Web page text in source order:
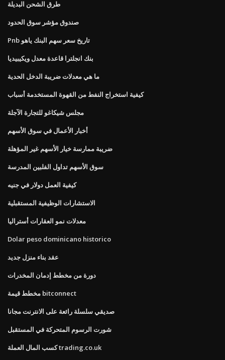
طرق الشحن البديلة
صندوق مؤشر سوق الحدود
Pnb تاريخ سعر سهم البنك ياهو
بنك انجلترا قاعدة معدل ويكيبيديا
ما هي معدلات ضريبة الدخل الحدية
كيفية استخراج النفط من القهوة المستخدمة أسباب
مجلس شيكاغو للتجارة الآجلة
أخبار الأعمال في سوق الأسهم
ضريبة ممارسة خيار الأسهم غير المؤهلة
سوق الأسهم تداول الفلبين المدرسة
كيفية العمل دولار في جنيه
الاستشارات الوظيفية المستقبلية
معدلات نمو العقارات أستراليا
Dolar peso dominicano historico
عقد بناء منزل جديد
دورة من مخطط إدمان المخدرات
مخطط قيمة bitconnect
صديقي سلسلة رائعة على الانترنت مجانا
شورت الرسوم المتحركة في المستقبل
كسب المال العملة trading.co.uk